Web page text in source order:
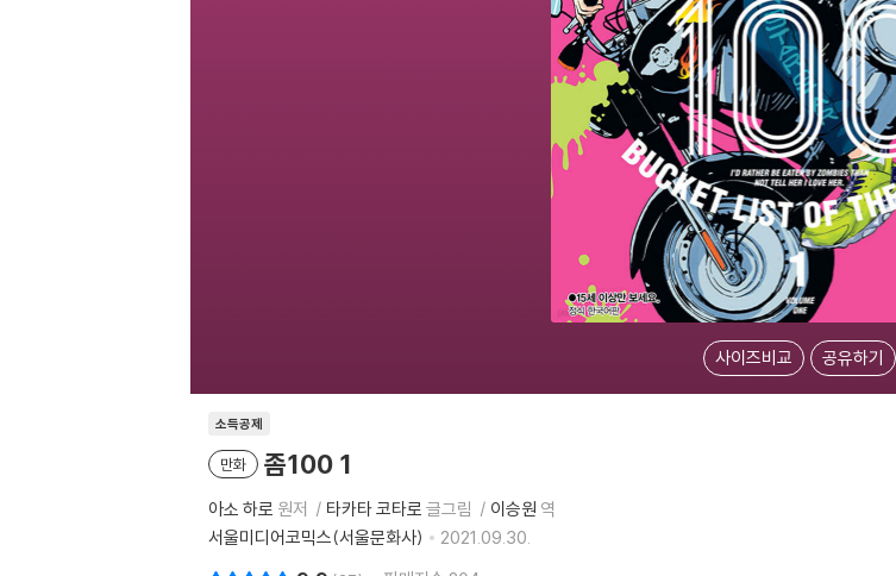
사이즈비교 공유하기
소득공제
만화 좀100 1
아소 하로 원저 타카타 코타로 글그림 이승원 역
서울미디어코믹스(서울문화사)
2021.09.30.